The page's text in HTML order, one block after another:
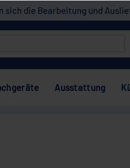
sich die Bearbeitung und
Ausstattung